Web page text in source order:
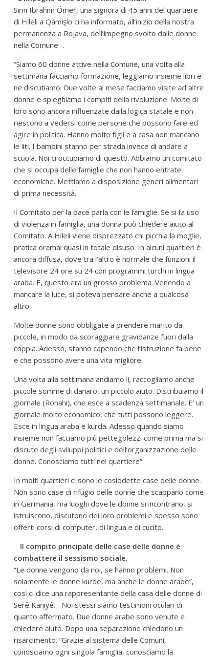
Sirin Ibrahim Ömer, una signora di 45 anni del quartiere
di Hileli a Qamişlo ci ha informato, all’inizio della nostra
permanenza a Rojava, dell’impegno svolto dalle donne
nella Comune .
“Siamo 60 donne attive nella Comune, una volta alla
settimana facciamo formazione, leggiamo insieme libri e
ne discutiamo. Due volte al mese facciamo visite ad altre
donne e spieghiamo i compiti della rivoluzione. Molte di
loro sono ancora influenzate dalla logica statale e non
riescono a vedersi come persone che possono fare ed
agire in politica. Hanno molto figli e a casa non mancano
le liti. I bambini stanno per strada invece di andare a
scuola. Noi ci occupiamo di questo. Abbiamo un comitato
che si occupa delle famiglie che non hanno entrate
economiche. Mettiamo a disposizione generi alimentari
di prima necessità.
Il Comitato per la pace parla con le famiglie. Se si fa uso
di violenza in famiglia, una donna può chiedere aiuto al
Comitato. A Hileli viene disprezzato chi picchia la moglie,
pratica oramai quasi in totale disuso. In alcuni quartieri è
ancora diffusa, dove tra l’altro è normale che funzioni il
televisore 24 ore su 24 con programmi turchi in lingua
araba. E, questo era un grosso problema. Venendo a
mancare la luce, si poteva pensare anche a qualcosa
altro.
Molte donne sono obbligate a prendere marito da
piccole, in modo da scoraggiare gravidanze fuori dalla
coppia. Adesso, stanno capendo che l’istruzione fa bene
e che possono avere una vita migliore.
Una volta alla settimana andiamo lì, raccogliamo anche
piccole somme di danaro, un piccolo aiuto. Distribuiamo il
giornale (Ronahi), che esce a scadenza settimanale. E’ un
giornale molto economico, che tutti possono leggere.
Esce in lingua araba e kurda. Adesso quando siamo
insieme non facciamo più pettegolezzi come prima ma si
discute degli sviluppi politici e dell’organizzazione delle
donne. Conosciamo tutti nel quartiere”.
In molti quartieri ci sono le cosiddette case delle donne.
Non sono case di rifugio delle donne che scappano come
in Germania, ma luoghi dove le donne si incontrano, si
istruiscono, discutono dei loro problemi e spesso sono
offerti corsi di computer, di lingua e di cucito.
Il compito principale delle case delle donne è
combattere il sessismo sociale.
“Le donne vengono da noi, se hanno problemi. Non
solamente le donne kurde, ma anche le donne arabe”,
così ci dice una rappresentante della casa delle donne di
Serê Kaniyê. Noi stessi siamo testimoni oculari di
quanto affermato. Due donne arabe sono venute e
chiedere aiuto. Dopo una separazione chiedono un
risarcimento. “Grazie al sistema delle Comuni,
conosciamo ogni singola famiglia, conosciamo la